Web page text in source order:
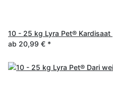
10 - 25 kg Lyra Pet® Kardisaat
ab 20,99 € *